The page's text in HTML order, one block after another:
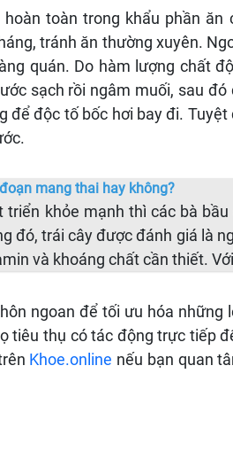
toàn trong khẩu phần ăn
tránh ăn thường xuyên.
quán. Do hàm lượng chất
sạch rồi ngâm muối, sau
để độc tố bốc hơi bay đi.
mang thai hay không?
triển khỏe mạnh thì các bà
đó, trái cây được đánh giá là
và khoáng chất cần thiết.
ngoan để tối ưu hóa những
tiêu thụ có tác động trực tiếp
Khoe.online nếu bạn quan